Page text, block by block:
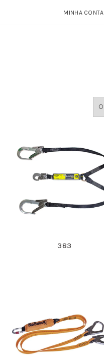
MINHA CONTA
383